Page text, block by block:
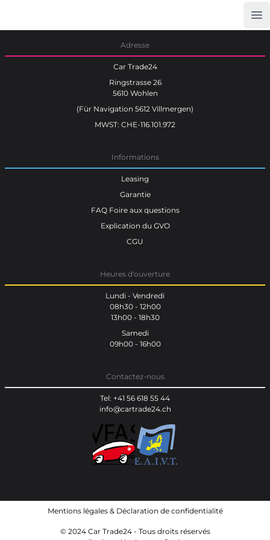
Adresse
Car Trade24
Ringstrasse 26
5610 Wohlen
(Für Navigation 5612 Villmergen)
MWST: CHE-116.101.972
Informations
Leasing
Garantie
FAQ Foire aux questions
Explication du GVO
CGU
Heures d'ouverture
Lundi - Vendredi
08h30 - 12h00
13h00 - 18h30
Samedi
09h00 - 16h00
Contactez-nous
Tel: +41 56 618 55 44
info@cartrade24.ch
Mentions légales& Déclaration de confidentialité
© 2024 Car Trade24 - Tous droits réservés